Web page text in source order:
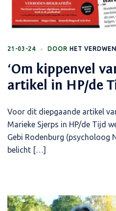
21-03-24 DOOR HET
‘Om kippenvel
artikel in HP/de
Voor dit diepgaande artikel
Marieke Sjerps in HP/de Tijd
Gebi Rodenburg (psycholoog
belicht […]